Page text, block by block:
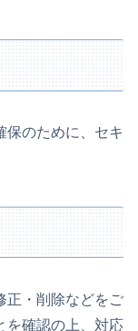
保のために、セキ
正・削除などをご
を確認の上、対応